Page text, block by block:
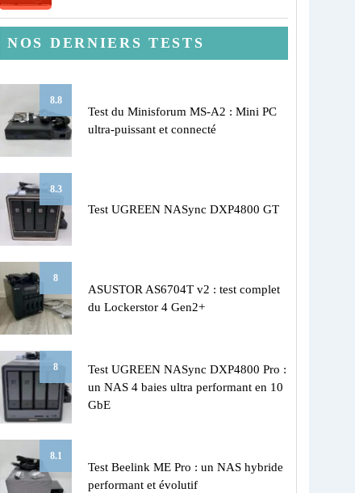
NOS DERNIERS TESTS
8.8
Test du Minisforum MS-A2 : Mini PC
ultra-puissant et connecté
8.3
Test UGREEN NASync DXP4800 GT
8
ASUSTOR AS6704T v2 : test complet
du Lockerstor 4 Gen2+
8
Test UGREEN NASync DXP4800 Pro :
un NAS 4 baies ultra performant en 10
GbE
8.1
Test Beelink ME Pro : un NAS hybride
performant et évolutif